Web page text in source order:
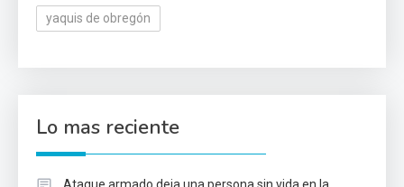
yaquis de obregón
Lo mas reciente